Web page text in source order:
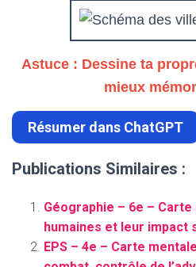
Astuce : Dessine ta
mieux
Résumer dans ChatGPT
Publications Similaires :
Géographie – 6e –
humaines et leur impact
EPS – 4e – Carte